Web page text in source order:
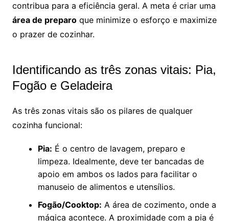
contribua para a eficiência geral. A meta é criar uma
área de preparoque minimize o esforço e maximize
o prazer de cozinhar.
Identificando as três zonas vitais: Pia,
Fogão e Geladeira
As três zonas vitais são os pilares de qualquer
cozinha funcional:
Pia: É o centro de lavagem, preparo e
limpeza. Idealmente, deve ter bancadas de
apoio em ambos os lados para facilitar o
manuseio de alimentos e utensílios.
Fogão/Cooktop: A área de cozimento, onde a
mágica acontece. A proximidade com a pia é